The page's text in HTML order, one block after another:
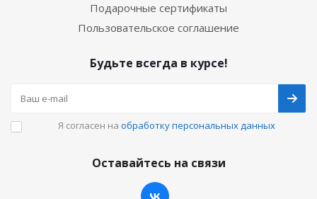
Подарочные сертификаты
Пользовательское соглашение
Будьте всегда в курсе!
Я согласен на обработку персональных данных
Оставайтесь на связи